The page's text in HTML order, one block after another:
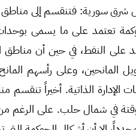
سورية: فتنقسم إلى مناطق
تعتمد على ما يسمى
على النفط، في حين أن مناطق
وعلى رأسهم
الذاتية. أخيراً
في شمال حلب. على الرغم